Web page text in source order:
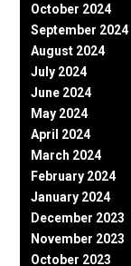
October 2024
September 2024
August 2024
July 2024
June 2024
May 2024
April 2024
March 2024
February 2024
January 2024
December 2023
November 2023
October 2023